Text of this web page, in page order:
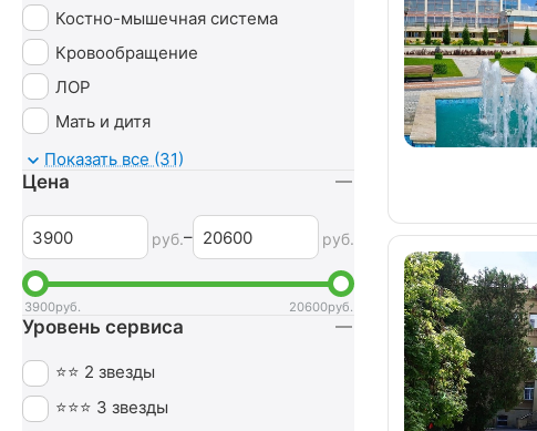
Костно-мышечная система
Кровообращение
ЛОР
Мать и дитя
Мочеполовая система
Неврология
Нервная система
Обмен веществ
Оздоровительный
Опорно-двигательный аппарат
Ортопедия
Показать все (31)
Цена
руб.– руб.
3900руб. 20600руб.
Уровень сервиса
⭐⭐ 2 звезды
⭐⭐⭐ 3 звезды